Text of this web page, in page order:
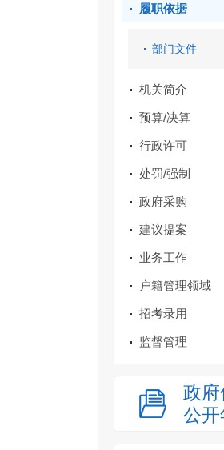
履职依据
部门文件
机关简介
预算/决算
行政许可
处罚/强制
政府采购
建议提案
业务工作
户籍管理领域
招考录用
监督管理
政府
公开